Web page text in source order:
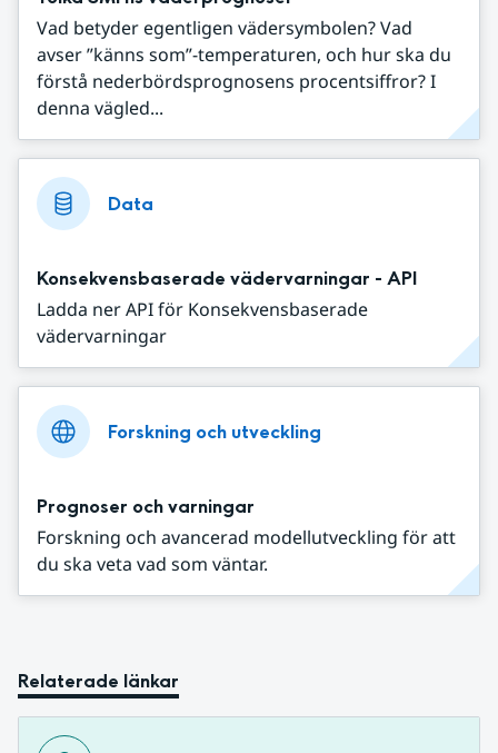
Vad betyder egentligen vädersymbolen? Vad
avser ”känns som”-temperaturen, och hur ska du
förstå nederbördsprognosens procentsiffror? I
denna vägled...
Data
Konsekvensbaserade vädervarningar - API
Ladda ner API för Konsekvensbaserade
vädervarningar
Forskning och utveckling
Prognoser och varningar
Forskning och avancerad modellutveckling för att
du ska veta vad som väntar.
Relaterade länkar